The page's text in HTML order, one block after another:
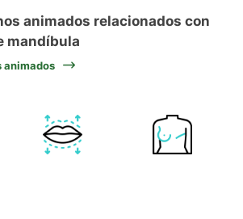
animados relacionados con
mandíbula
animados